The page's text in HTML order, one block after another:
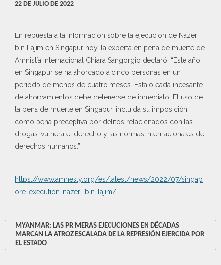
22 DE JULIO DE 2022
En repuesta a la información sobre la ejecución de Nazeri
bin Lajim en Singapur hoy, la experta en pena de muerte de
Amnistía Internacional Chiara Sangorgio declaró: “Este año
en Singapur se ha ahorcado a cinco personas en un
periodo de menos de cuatro meses. Esta oleada incesante
de ahorcamientos debe detenerse de inmediato. El uso de
la pena de muerte en Singapur, incluida su imposición
como pena preceptiva por delitos relacionados con las
drogas, vulnera el derecho y las normas internacionales de
derechos humanos.”
https://www.amnesty.org/es/latest/news/2022/07/singap
ore-execution-nazeri-bin-lajim/
MYANMAR: LAS PRIMERAS EJECUCIONES EN DÉCADAS
MARCAN LA ATROZ ESCALADA DE LA REPRESIÓN EJERCIDA POR
EL ESTADO